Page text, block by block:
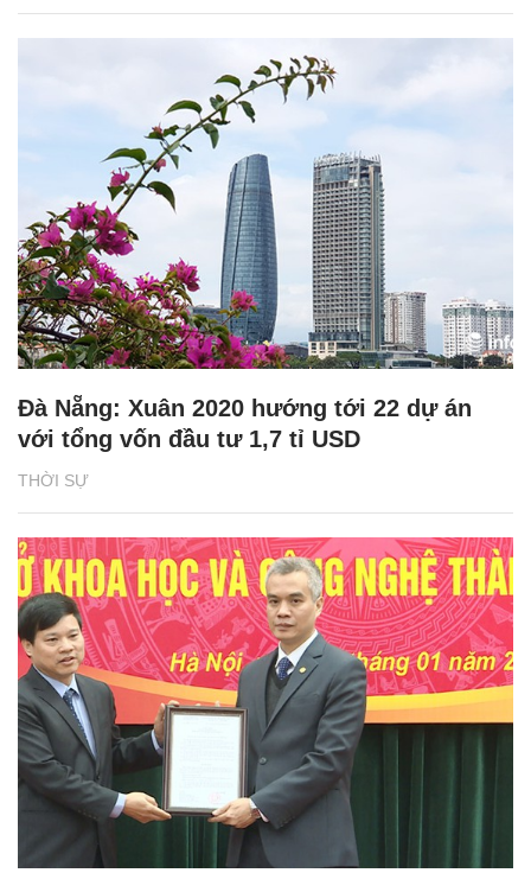
THỜI SỰ
Đà Nẵng: Xuân 2020 hướng tới 22 dự án
với tổng vốn đầu tư 1,7 tỉ USD